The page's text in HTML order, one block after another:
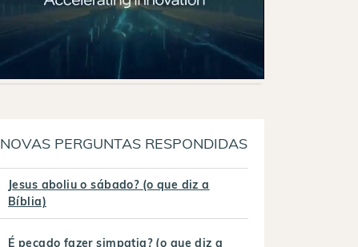
NOVAS PERGUNTAS RESPONDIDAS
Jesus aboliu o sábado? (o que diz a
Bíblia)
É pecado fazer simpatia? (o que diz a